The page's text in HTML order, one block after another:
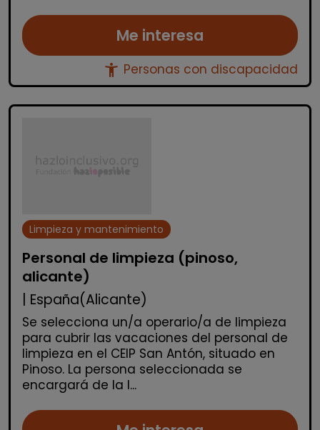
Me interesa
accessibility_new Personas con discapacidad
Limpieza y mantenimiento
Personal de limpieza (pinoso,
alicante)
| España(Alicante)
Se selecciona un/a operario/a de limpieza
para cubrir las vacaciones del personal de
limpieza en el CEIP San Antón, situado en
Pinoso. La persona seleccionada se
encargará de la l...